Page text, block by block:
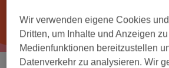
Wir verwenden eigene Cookies
Dritten, um Inhalte und Anzeigen
Medienfunktionen bereitzustellen
Datenverkehr zu analysieren. Wir